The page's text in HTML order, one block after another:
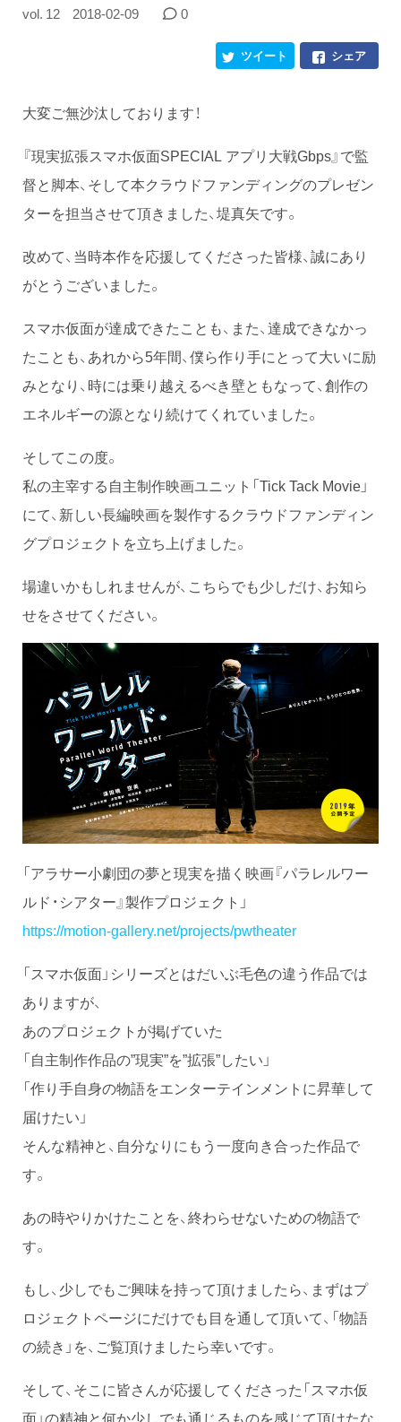
vol. 12 2018-02-09 0
シェア
ツイート
大変ご無沙汰しております！
『現実拡張スマホ仮面SPECIAL アプリ大戦Gbps』で監
督と脚本、そして本クラウドファンディングのプレゼン
ターを担当させて頂きました、堤真矢です。
改めて、当時本作を応援してくださった皆様、誠にあり
がとうございました。
スマホ仮面が達成できたことも、また、達成できなかっ
たことも、あれから5年間、僕ら作り手にとって大いに励
みとなり、時には乗り越えるべき壁ともなって、創作の
エネルギーの源となり続けてくれていました。
そしてこの度。
私の主宰する自主制作映画ユニット「Tick Tack Movie」
にて、新しい長編映画を製作するクラウドファンディン
グプロジェクトを立ち上げました。
場違いかもしれませんが、こちらでも少しだけ、お知ら
せをさせてください。
「アラサー小劇団の夢と現実を描く映画『パラレルワー
ルド・シアター』製作プロジェクト」
https://motion-gallery.net/projects/pwtheater
「スマホ仮面」シリーズとはだいぶ毛色の違う作品では
ありますが、
あのプロジェクトが掲げていた
「自主制作作品の”現実”を”拡張”したい」
「作り手自身の物語をエンターテインメントに昇華して
届けたい」
そんな精神と、自分なりにもう一度向き合った作品で
す。
あの時やりかけたことを、終わらせないための物語で
す。
もし、少しでもご興味を持って頂けましたら、まずはプ
ロジェクトページにだけでも目を通して頂いて、「物語
の続き」を、ご覧頂けましたら幸いです。
そして、そこに皆さんが応援してくださった「スマホ仮
面」の精神と何か少しでも通じるものを感じて頂けたな